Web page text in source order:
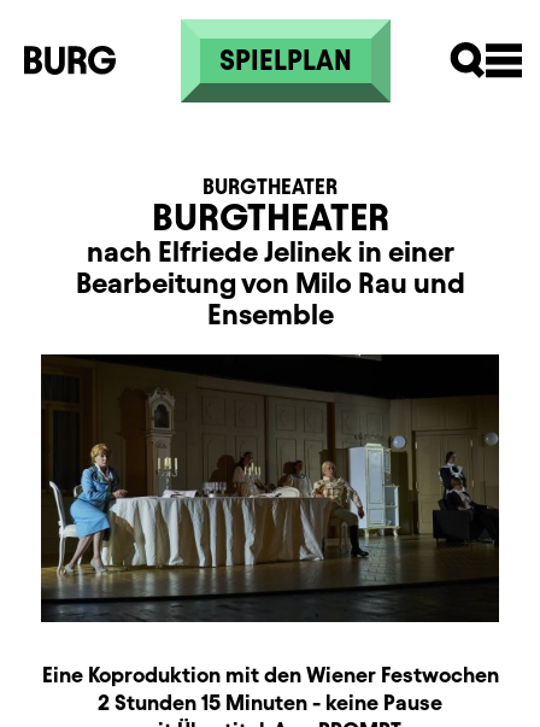
Direkt zum Inhalt
SPIELPLAN
BURGTHEATER
BURGTHEATER
nach Elfriede Jelinek in einer
Bearbeitung von Milo Rau und
Ensemble
BeschreibungInformation
Produktionspartner
Eine Koproduktion mit den Wiener Festwochen
Dauer und Pausen
2 Stunden 15 Minuten - keine Pause